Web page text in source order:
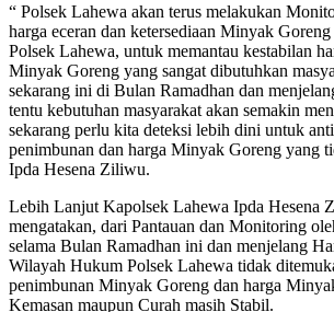
“ Polsek Lahewa akan terus melakukan
harga eceran dan ketersediaan Minyak
Polsek Lahewa, untuk memantau kestabilan
Minyak Goreng yang sangat dibutuhkan
sekarang ini di Bulan Ramadhan dan
tentu kebutuhan masyarakat akan semakin
sekarang perlu kita deteksi lebih dini untuk
penimbunan dan harga Minyak Goreng yang
Ipda Hesena Ziliwu.
Lebih Lanjut Kapolsek Lahewa Ipda Hesena
mengatakan, dari Pantauan dan Monitoring
selama Bulan Ramadhan ini dan menjelang
Wilayah Hukum Polsek Lahewa tidak
penimbunan Minyak Goreng dan harga
Kemasan maupun Curah masih Stabil.